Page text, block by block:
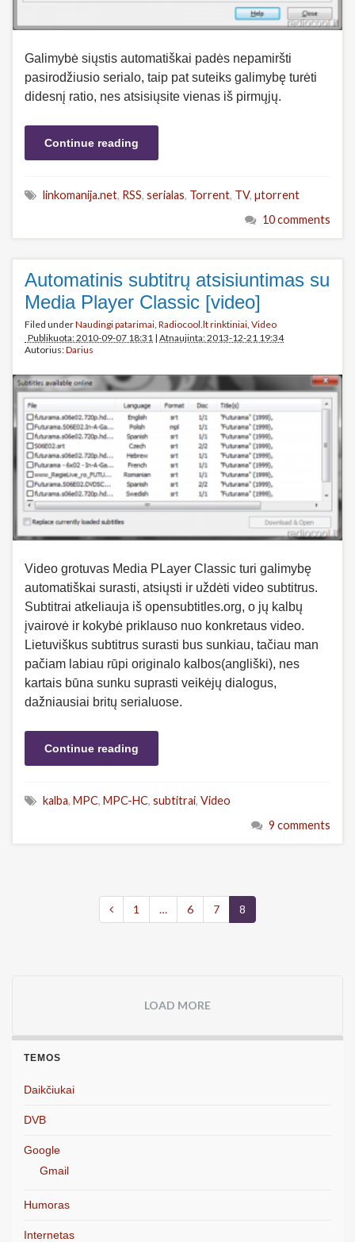
Galimybė siųstis automatiškai padės nepamiršti
pasirodžiusio serialo, taip pat suteiks galimybę turėti
didesnį ratio, nes atsisiųsite vienas iš pirmųjų.
Continue reading
linkomanija.net, RSS, serialas, Torrent, TV, µtorrent
10 comments
Automatinis subtitrų atsisiuntimas su
Media Player Classic [video]
Filed underNaudingi patarimai, Radiocool.lt rinktiniai, Video
Publikuota: 2010-09-07 18:31 | Atnaujinta: 2013-12-21 19:34
Autorius:Darius
Video grotuvas Media PLayer Classic turi galimybę
automatiškai surasti, atsiųsti ir uždėti video subtitrus.
Subtitrai atkeliauja iš opensubtitles.org, o jų kalbų
įvairovė ir kokybė priklauso nuo konkretaus video.
Lietuviškus subtitrus surasti bus sunkiau, tačiau man
pačiam labiau rūpi originalo kalbos(angliški), nes
kartais būna sunku suprasti veikėjų dialogus,
dažniausiai britų serialuose.
Continue reading
kalba, MPC, MPC-HC, subtitrai, Video
9 comments
1 … 6 7 8
LOAD MORE
TEMOS
Daikčiukai
DVB
Google
Gmail
Humoras
Internetas